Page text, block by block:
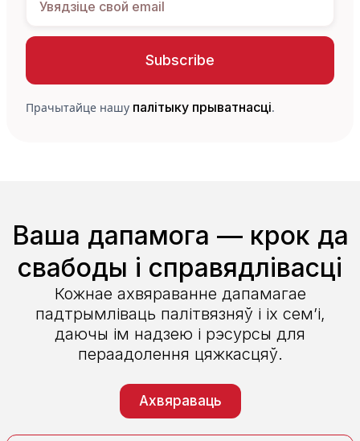
Прачытайце нашу палітыку прыватнасці.
Ваша дапамога — крок да
свабоды і справядлівасці
Кожнае ахвяраванне дапамагае
падтрымліваць палітвязняў і іх сем’і,
даючы ім надзею і рэсурсы для
пераадолення цяжкасцяў.
Ахвяраваць